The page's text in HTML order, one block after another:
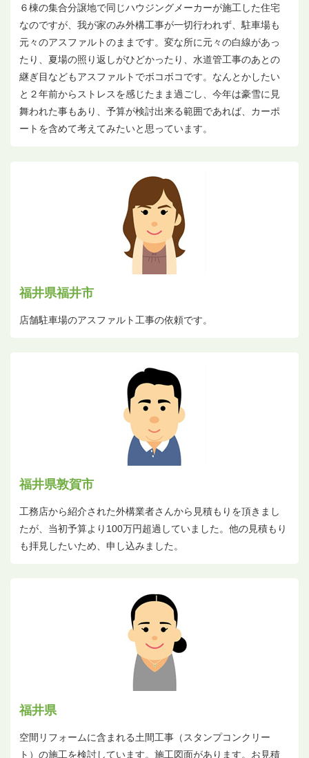
６棟の集合分譲地で同じハウジングメーカーが施工した住宅
なのですが、我が家のみ外構工事が一切行われず、駐車場も
元々のアスファルトのままです。変な所に元々の白線があっ
たり、夏場の照り返しがひどかったり、水道管工事のあとの
継ぎ目などもアスファルトでボコボコです。なんとかしたい
と２年前からストレスを感じたまま過ごし、今年は豪雪に見
舞われた事もあり、予算が検討出来る範囲であれば、カーポ
ートを含めて考えてみたいと思っています。
福井県福井市
店舗駐車場のアスファルト工事の依頼です。
福井県敦賀市
工務店から紹介された外構業者さんから見積もりを頂きまし
たが、当初予算より100万円超過していました。他の見積もり
も拝見したいため、申し込みました。
福井県
空間リフォームに含まれる土間工事（スタンプコンクリー
ト）の施工を検討しています。施工図面があります。お見積